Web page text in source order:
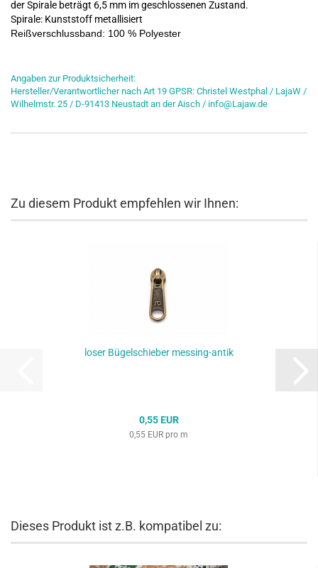
der Spirale beträgt 6,5 mm im geschlossenen Zustand.
Spirale: Kunststoff metallisiert
Reißverschlussband: 100 % Polyester
Angaben zur Produktsicherheit:
Hersteller/Verantwortlicher nach Art 19 GPSR: Christel Westphal / LajaW /
Wilhelmstr. 25 / D-91413 Neustadt an der Aisch / info@Lajaw.de
Zu diesem Produkt empfehlen wir Ihnen:
loser Bügelschieber messing-antik
0,55 EUR
0,55 EUR pro m
Dieses Produkt ist z.B. kompatibel zu: